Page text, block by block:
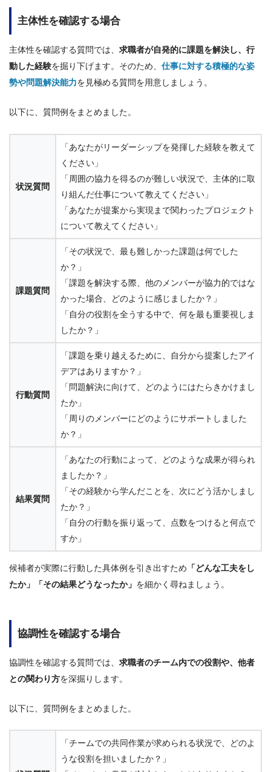
主体性を確認する場合
主体性を確認する質問では、 求職者が自発的に課題を解決し、行
動した経験を掘り下げます。そのため、 仕事に対する積極的な姿
勢や問題解決能力を見極める質問を用意しましょう。
以下に、質問例をまとめました。
状況質問
「あなたがリーダーシップを発揮した経験を教えて
ください」
「周囲の協力を得るのが難しい状況で、主体的に取
り組んだ仕事について教えてください」
「あなたが提案から実現まで関わったプロジェクト
について教えてください」
課題質問
「その状況で、最も難しかった課題は何でした
か？」
「課題を解決する際、他のメンバーが協力的ではな
かった場合、どのように感じましたか？」
「自分の役割を全うする中で、何を最も重要視しま
したか？」
行動質問
「課題を乗り越えるために、自分から提案したアイ
デアはありますか？」
「問題解決に向けて、どのようにはたらきかけまし
たか」
「周りのメンバーにどのようにサポートしました
か？」
結果質問
「あなたの行動によって、どのような成果が得られ
ましたか？」
「その経験から学んだことを、次にどう活かしまし
たか？」
「自分の行動を振り返って、点数をつけると何点で
すか」
候補者が実際に行動した具体例を引き出すため 「どんな工夫をし
たか」「その結果どうなったか」 を細かく尋ねましょう。
協調性を確認する場合
協調性を確認する質問では、 求職者のチーム内での役割や、他者
との関わり方を深掘りします。
以下に、質問例をまとめました。
「チームでの共同作業が求められる状況で、どのよ
うな役割を担いましたか？」